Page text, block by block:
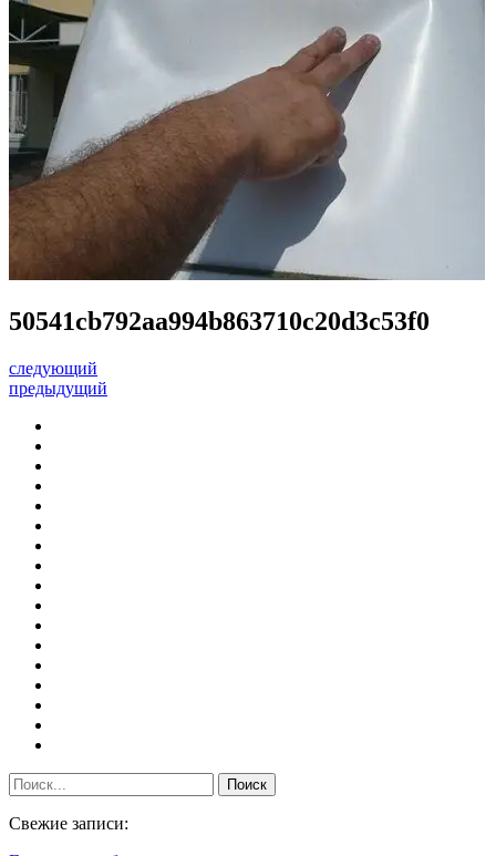
50541cb792aa994b863710c20d3c53f0
следующий
предыдущий
Свежие записи: